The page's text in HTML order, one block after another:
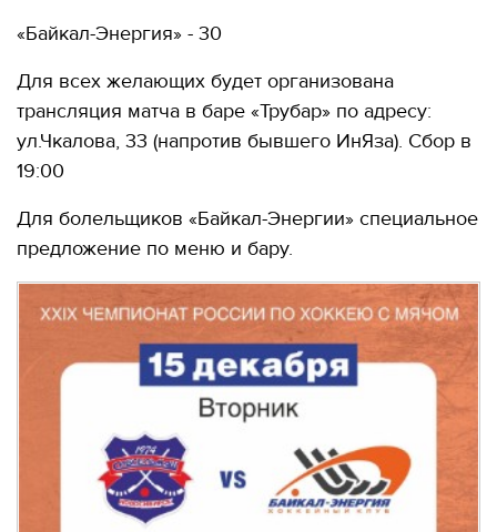
«Байкал-Энергия» - 30
Для всех желающих будет организована
трансляция матча в баре «Трубар» по адресу:
ул.Чкалова, 33 (напротив бывшего ИнЯза). Сбор в
19:00
Для болельщиков «Байкал-Энергии» специальное
предложение по меню и бару.